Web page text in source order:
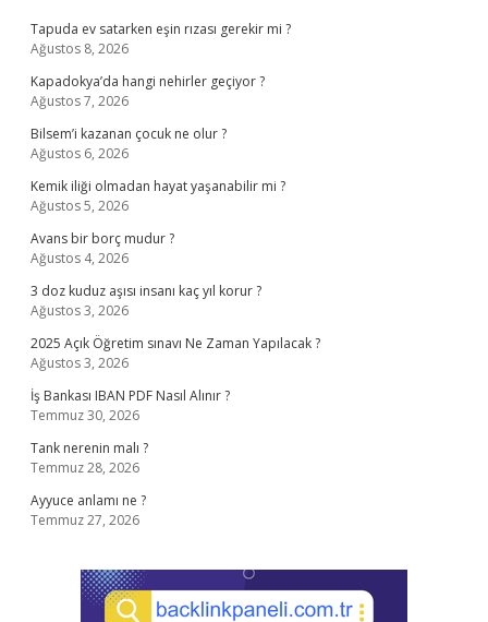
Tapuda ev satarken eşin rızası gerekir mi ?
Ağustos 8, 2026
Kapadokya’da hangi nehirler geçiyor ?
Ağustos 7, 2026
Bilsem’i kazanan çocuk ne olur ?
Ağustos 6, 2026
Kemik iliği olmadan hayat yaşanabilir mi ?
Ağustos 5, 2026
Avans bir borç mudur ?
Ağustos 4, 2026
3 doz kuduz aşısı insanı kaç yıl korur ?
Ağustos 3, 2026
2025 Açık Öğretim sınavı Ne Zaman Yapılacak ?
Ağustos 3, 2026
İş Bankası IBAN PDF Nasıl Alınır ?
Temmuz 30, 2026
Tank nerenin malı ?
Temmuz 28, 2026
Ayyuce anlamı ne ?
Temmuz 27, 2026